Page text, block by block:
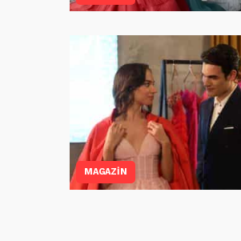
MAGAZİN